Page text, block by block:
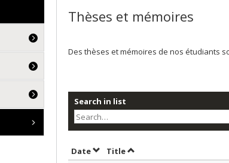
Thèses et mémoires
Des thèses et mémoires de nos étudiants
Search in list
DateSort by date in descending order
TitleSort by title in